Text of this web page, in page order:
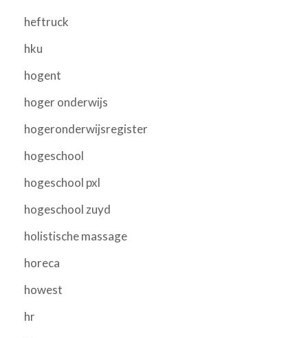
heftruck
hku
hogent
hoger onderwijs
hogeronderwijsregister
hogeschool
hogeschool pxl
hogeschool zuyd
holistische massage
horeca
howest
hr